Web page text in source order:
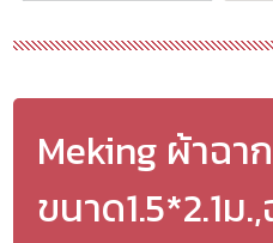
Meking ผ้าฉา
ขนาด1.5*2.1ม